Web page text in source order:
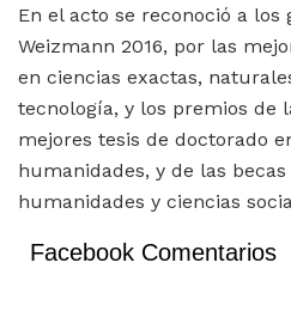
En el acto se reconoció a los
Weizmann 2016, por las
en ciencias exactas,
tecnología, y los premios de
mejores tesis de doctorado
humanidades, y de las
humanidades y ciencias
Facebook Comentarios